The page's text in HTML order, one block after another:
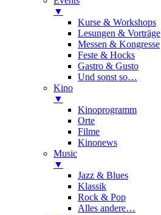
▼
Kurse & Workshops
Lesungen & Vorträge
Messen & Kongresse
Feste & Hocks
Gastro & Gusto
Und sonst so…
Kino
▼
Kinoprogramm
Orte
Filme
Kinonews
Music
▼
Jazz & Blues
Klassik
Rock & Pop
Alles andere…